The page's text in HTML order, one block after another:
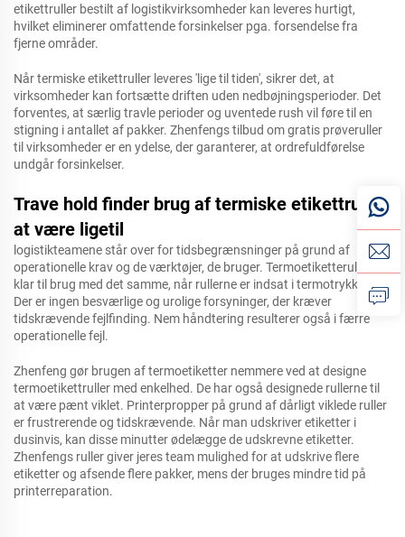
etikettruller bestilt af logistikvirksomheder kan leveres hurtigt,
hvilket eliminerer omfattende forsinkelser pga. forsendelse fra
fjerne områder.
Når termiske etikettruller leveres 'lige til tiden', sikrer det, at
virksomheder kan fortsætte driften uden nedbøjningsperioder. Det
forventes, at særlig travle perioder og uventede rush vil føre til en
stigning i antallet af pakker. Zhenfengs tilbud om gratis prøveruller
til virksomheder er en ydelse, der garanterer, at ordrefuldførelse
undgår forsinkelser.
Trave hold finder brug af termiske etikettruller
at være ligetil
logistikteamene står over for tidsbegrænsninger på grund af
operationelle krav og de værktøjer, de bruger. Termoetiketteruller er
klar til brug med det samme, når rullerne er indsat i termotrykkeren.
Der er ingen besværlige og urolige forsyninger, der kræver
tidskrævende fejlfinding. Nem håndtering resulterer også i færre
operationelle fejl.
Zhenfeng gør brugen af termoetiketter nemmere ved at designe
termoetikettruller med enkelhed. De har også designede rullerne til
at være pænt viklet. Printerpropper på grund af dårligt viklede ruller
er frustrerende og tidskrævende. Når man udskriver etiketter i
dusinvis, kan disse minutter ødelægge de udskrevne etiketter.
Zhenfengs ruller giver jeres team mulighed for at udskrive flere
etiketter og afsende flere pakker, mens der bruges mindre tid på
printerreparation.